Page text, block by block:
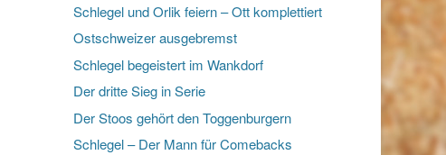
Schlegel und Orlik feiern – Ott komplettiert
Ostschweizer ausgebremst
Schlegel begeistert im Wankdorf
Der dritte Sieg in Serie
Der Stoos gehört den Toggenburgern
Schlegel – Der Mann für Comebacks